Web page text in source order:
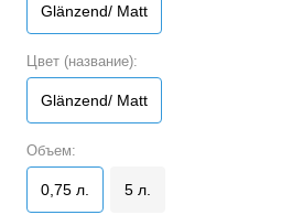
Glänzend/ Matt
Цвет (название):
Glänzend/ Matt
Объем:
0,75 л. 5 л.